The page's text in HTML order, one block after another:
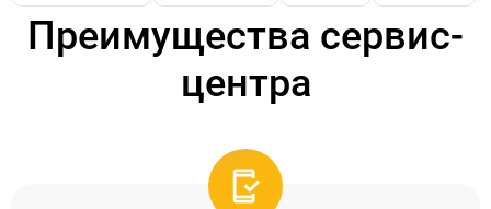
Преимущества сервис-
центра